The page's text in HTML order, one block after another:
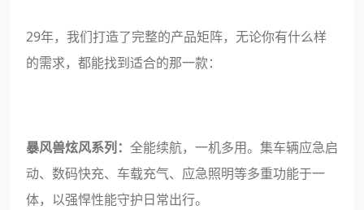
29年，我们打造了完整的产品矩阵，无论你有什么样
的需求，都能找到适合的那一款：
暴风兽炫风系列： 全能续航，一机多用。集车辆应急启
动、数码快充、车载充气、应急照明等多重功能于一
体，以强悍性能守护日常出行。